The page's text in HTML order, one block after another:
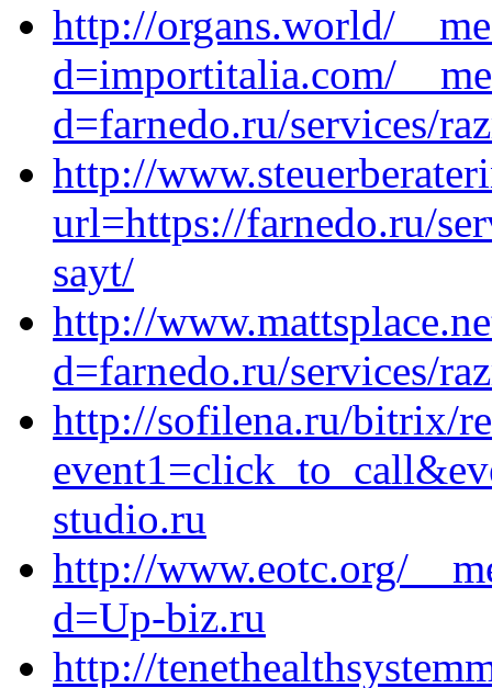
http://organs.world/
d=importitalia.com/
d=farnedo.ru/services/
http://
url=https://farnedo.ru/
sayt/
http://
d=farnedo.ru/services/
http://sofilena.ru/bitrix/
studio.ru
http://www.eotc.org/
d=Up-biz.ru
http://